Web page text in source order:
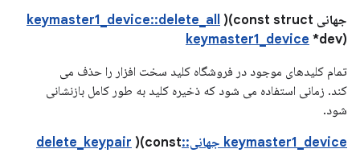
جهانی
keymaster1_device::delete_all )(const struct
keymaster1_device *dev)
تمام کلیدهای موجود در فروشگاه کلید سخت افزار را حذف می
کند. زمانی استفاده می شود که ذخیره کلید به طور کامل بازنشانی
شود.
keymaster1_device جهانی::delete_keypair
)(const